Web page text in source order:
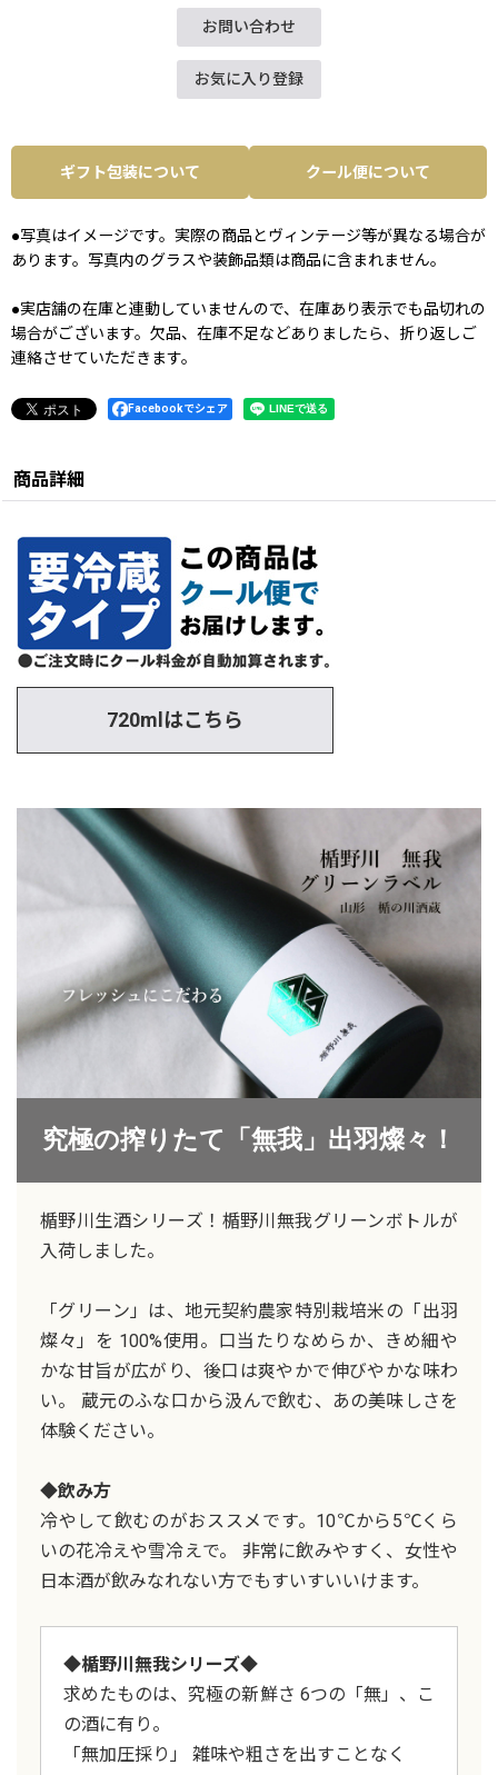
お問い合わせ
お気に入り登録
ギフト包装について クール便について
●写真はイメージです。実際の商品とヴィンテージ等が異なる場合が
あります。写真内のグラスや装飾品類は商品に含まれません。
●実店舗の在庫と連動していませんので、在庫あり表示でも品切れの
場合がございます。欠品、在庫不足などありましたら、折り返しご
連絡させていただきます。
Facebookでシェア
商品詳細
720mlはこちら
究極の搾りたて「無我」出羽燦々！
楯野川生酒シリーズ！楯野川無我グリーンボトルが
入荷しました。
「グリーン」は、地元契約農家特別栽培米の「出羽
燦々」を 100%使用。口当たりなめらか、きめ細や
かな甘旨が広がり、後口は爽やかで伸びやかな味わ
い。 蔵元のふな口から汲んで飲む、あの美味しさを
体験ください。
◆飲み方
冷やして飲むのがおススメです。10℃から5℃くら
いの花冷えや雪冷えで。 非常に飲みやすく、女性や
日本酒が飲みなれない方でもすいすいいけます。
◆楯野川無我シリーズ◆
求めたものは、究極の新鮮さ 6つの「無」、こ
の酒に有り。
「無加圧採り」 雑味や粗さを出すことなく